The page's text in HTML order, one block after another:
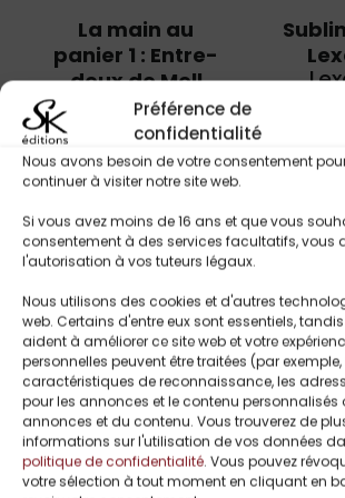
Préférence de
confidentialité
Nous avons besoin de votre consentement
continuer à visiter notre site web.
Si vous avez moins de 16 ans et que vous
consentement à des services facultatifs, vous
l'autorisation à vos tuteurs légaux.
Nous utilisons des cookies et d'autres
web. Certains d'entre eux sont essentiels,
aident à améliorer ce site web et votre
personnelles peuvent être traitées (par exemple,
caractéristiques de reconnaissance, les
pour les annonces et le contenu personnalisés
annonces et du contenu. Vous trouverez de
informations sur l'utilisation de vos données
politique de confidentialité. Vous pouvez
votre sélection à tout moment en cliquant en
La main au
panier 1 : Entre-
deux de Mell
Jemsef
Mell Jemsef
5,00€ – 5,99€